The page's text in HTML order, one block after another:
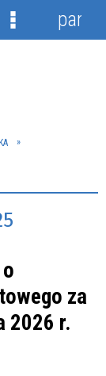
za
2026 r.
Menu
panel